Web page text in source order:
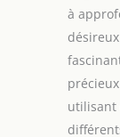
à
utilisant